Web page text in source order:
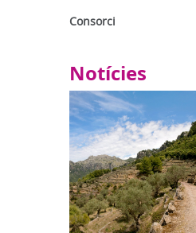
Consorci
Notícies